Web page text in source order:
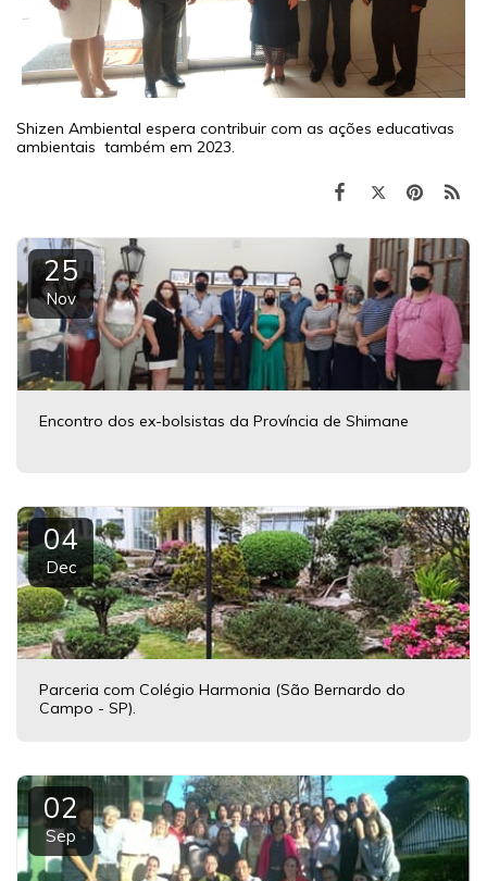
Shizen Ambiental espera contribuir com as ações educativas
ambientais também em 2023.
25
Nov
Encontro dos ex-bolsistas da Província de Shimane
04
Dec
Parceria com Colégio Harmonia (São Bernardo do
Campo - SP).
02
Sep